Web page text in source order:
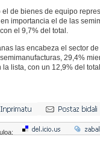
el de bienes de equipo
importancia el de las
el 9,7% del total.
las encabeza el sector
29,4%
la lista, con un 12,9% del